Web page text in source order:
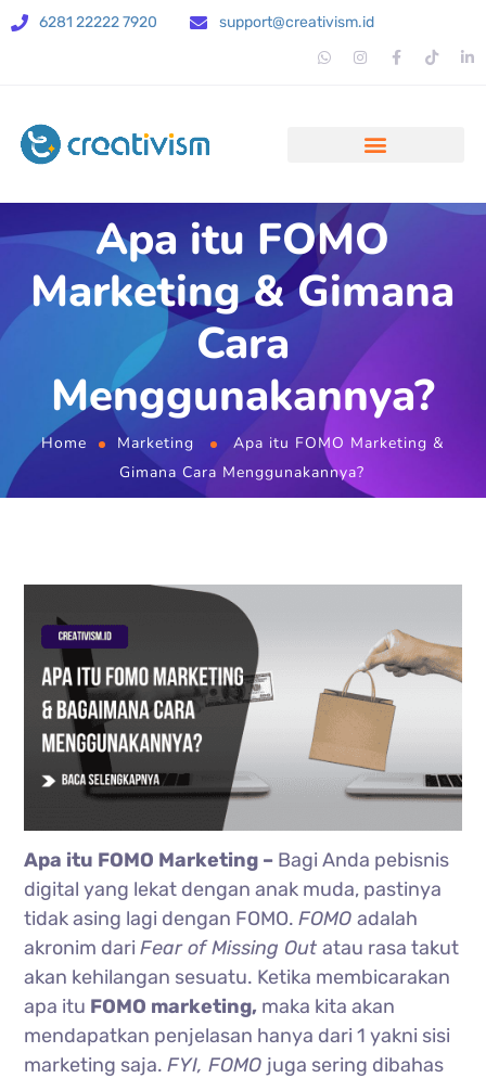
6281 22222 7920 support@creativism.id
Apa itu FOMO
Marketing & Gimana
Cara
Menggunakannya?
Home Marketing
Apa itu FOMO Marketing &
Gimana Cara Menggunakannya?
Apa itu FOMO Marketing – Bagi Anda pebisnis
digital yang lekat dengan anak muda, pastinya
tidak asing lagi dengan FOMO.FOMOadalah
akronim dariFear of Missing Outatau rasa takut
akan kehilangan sesuatu. Ketika membicarakan
apa itu FOMO marketing, maka kita akan
mendapatkan penjelasan hanya dari 1 yakni sisi
marketing saja.FYI, FOMO juga sering dibahas